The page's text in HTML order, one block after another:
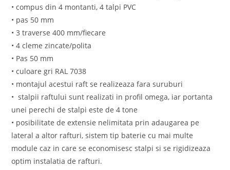
• compus din 4 montanti, 4 talpi PVC
• pas 50 mm
• 3 traverse 400 mm/fiecare
• 4 cleme zincate/polita
• Pas 50 mm
• culoare gri RAL 7038
• montajul acestui raft se realizeaza fara suruburi
• stalpii raftului sunt realizati in profil omega, iar portanta
unei perechi de stalpi este de 4 tone
• posibilitate de extensie nelimitata prin adaugarea pe
lateral a altor rafturi, sistem tip baterie cu mai multe
module caz in care se economisesc stalpi si se rigidizeaza
optim instalatia de rafturi.